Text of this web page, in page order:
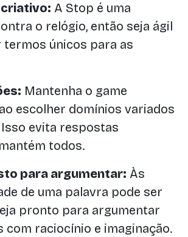
criativo: A Stop é uma
o relógio, então seja ágil
únicos para as
Mantenha o game
escolher domínios variados
Isso evita respostas
todos.
para argumentar: Às
de uma palavra pode ser
pronto para argumentar
com raciocínio e imaginação.